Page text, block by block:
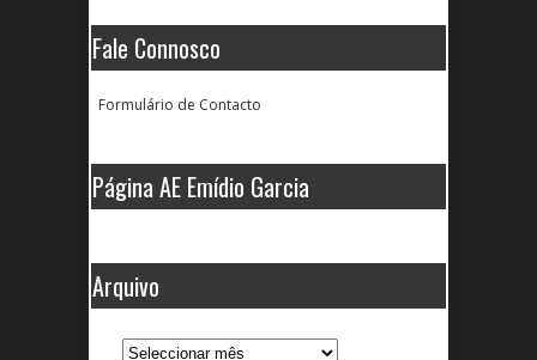
Fale Connosco
Formulário de Contacto
Página AE Emídio Garcia
Arquivo
Arquivo